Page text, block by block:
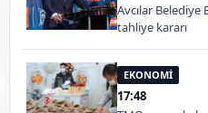
Avcılar Belediye
tahliye kararı
EKONOMİ
17:48